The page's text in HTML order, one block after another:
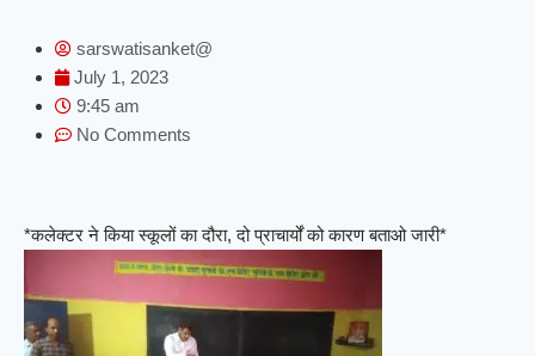
sarswatisanket@
July 1, 2023
9:45 am
No Comments
*कलेक्टर ने किया स्कूलों का दौरा, दो प्राचार्यों को कारण बताओ जारी*